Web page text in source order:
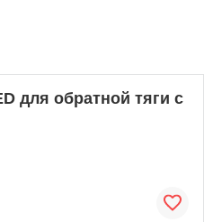
для обратной тяги с